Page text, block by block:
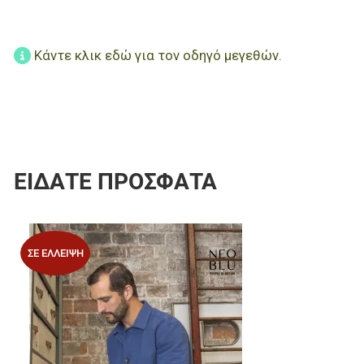
Κάντε κλικ εδώ για τον οδηγό μεγεθών.
ΕΊΔΑΤΕ ΠΡΌΣΦΑΤΑ
ΣΕ ΈΛΛΕΙΨΗ